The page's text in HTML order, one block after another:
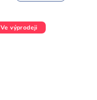
5
hvězdiček.
Ve výprodeji